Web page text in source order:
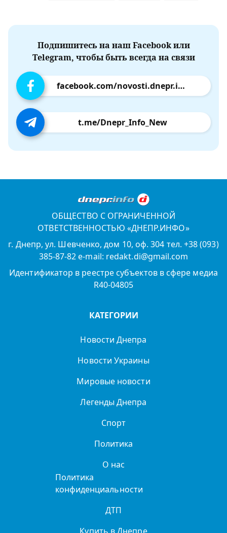
Подпишитесь на наш Facebook или
Telegram, чтобы быть всегда на связи
facebook.com/novosti.dnepr.info
t.me/Dnepr_Info_New
ОБЩЕСТВО С ОГРАНИЧЕННОЙ
ОТВЕТСТВЕННОСТЬЮ «ДНЕПР.ИНФО»
г. Днепр, ул. Шевченко, дом 10, оф. 304 тел. +38 (093)
385-87-82 e-mail: redakt.di@gmail.com
Идентификатор в реестре субъектов в сфере медиа
R40-04805
КАТЕГОРИИ
Новости Днепра
Новости Украины
Мировые новости
Легенды Днепра
Спорт
Политика
О нас
Политика
конфиденциальности
ДТП